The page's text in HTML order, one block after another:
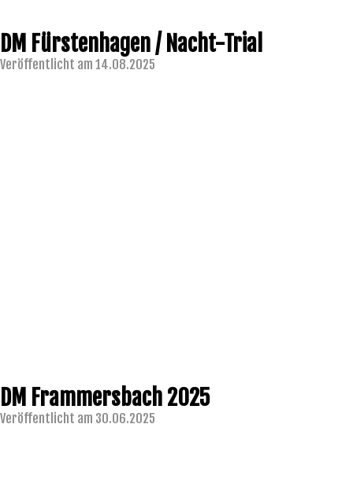
DM Fürstenhagen / Nacht-Trial
Veröffentlicht am 14.08.2025
DM Frammersbach 2025
Veröffentlicht am 30.06.2025